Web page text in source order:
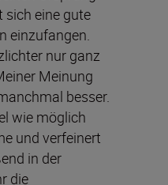
sich eine gute
einzufangen.
nur ganz
Meinung
besser.
wie möglich
und verfeinert
in der
die